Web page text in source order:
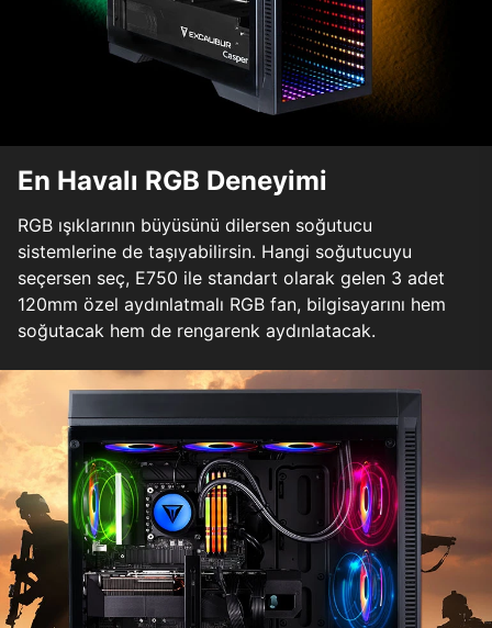
En Havalı RGB Deneyimi
RGB ışıklarının büyüsünü dilersen soğutucu
sistemlerine de taşıyabilirsin. Hangi soğutucuyu
seçersen seç, E750 ile standart olarak gelen 3 adet
120mm özel aydınlatmalı RGB fan, bilgisayarını hem
soğutacak hem de rengarenk aydınlatacak.